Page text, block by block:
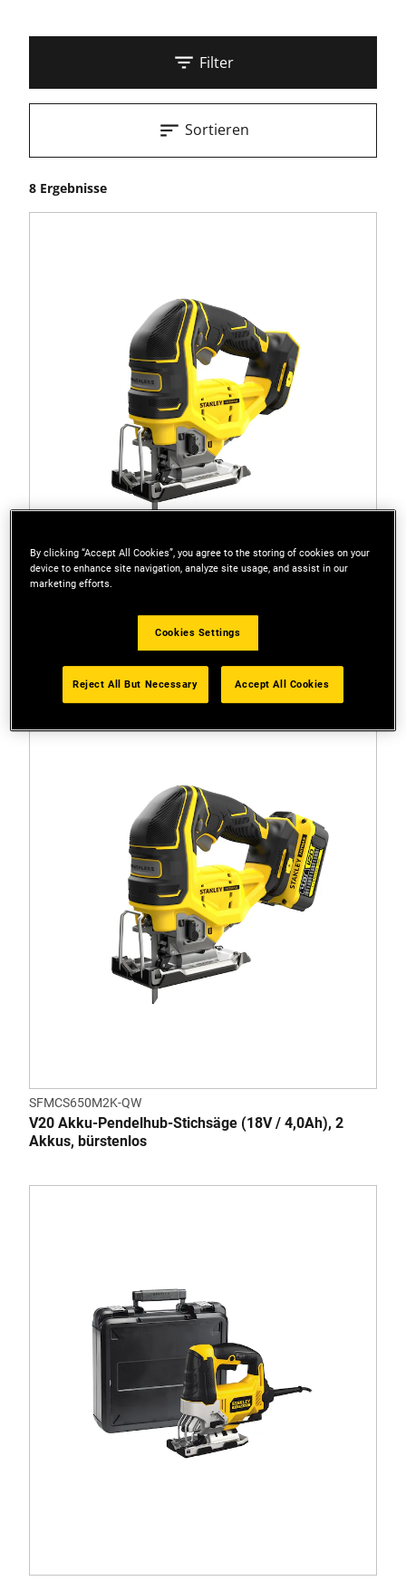
Filter
8 Ergebnisse
Sortieren
V20 Akku-Pendelhub-Stichsäge (18V), ohne Akku,
SFMCS650M2K-QW
V20 Akku-Pendelhub-Stichsäge (18V / 4,0Ah), 2
Akkus, bürstenlos
By clicking “Accept All Cookies”, you agree to the storing of cookies on your
device to enhance site navigation, analyze site usage, and assist in our
marketing efforts.
Cookies Settings
Reject All But Necessary Accept All Cookies